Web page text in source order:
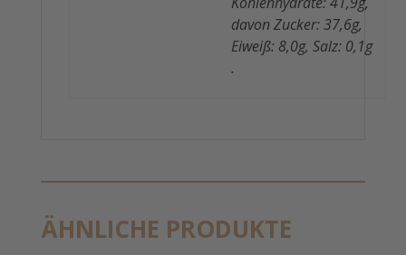
davon Zucker: 37,6g,
Eiweiß: 8,0g, Salz: 0,1g
.
ÄHNLICHE PRODUKTE